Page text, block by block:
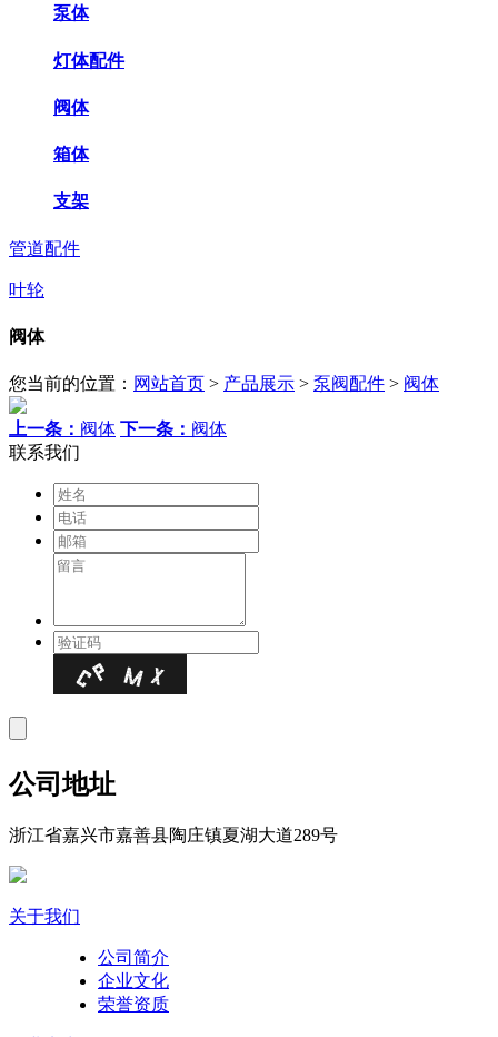
泵体
灯体配件
阀体
箱体
支架
管道配件
叶轮
阀体
您当前的位置： 网站首页 > 产品展示 > 泵阀配件 > 阀体
上一条： 阀体 下一条： 阀体
联系我们
公司地址
浙江省嘉兴市嘉善县陶庄镇夏湖大道289号
关于我们
公司简介
企业文化
荣誉资质